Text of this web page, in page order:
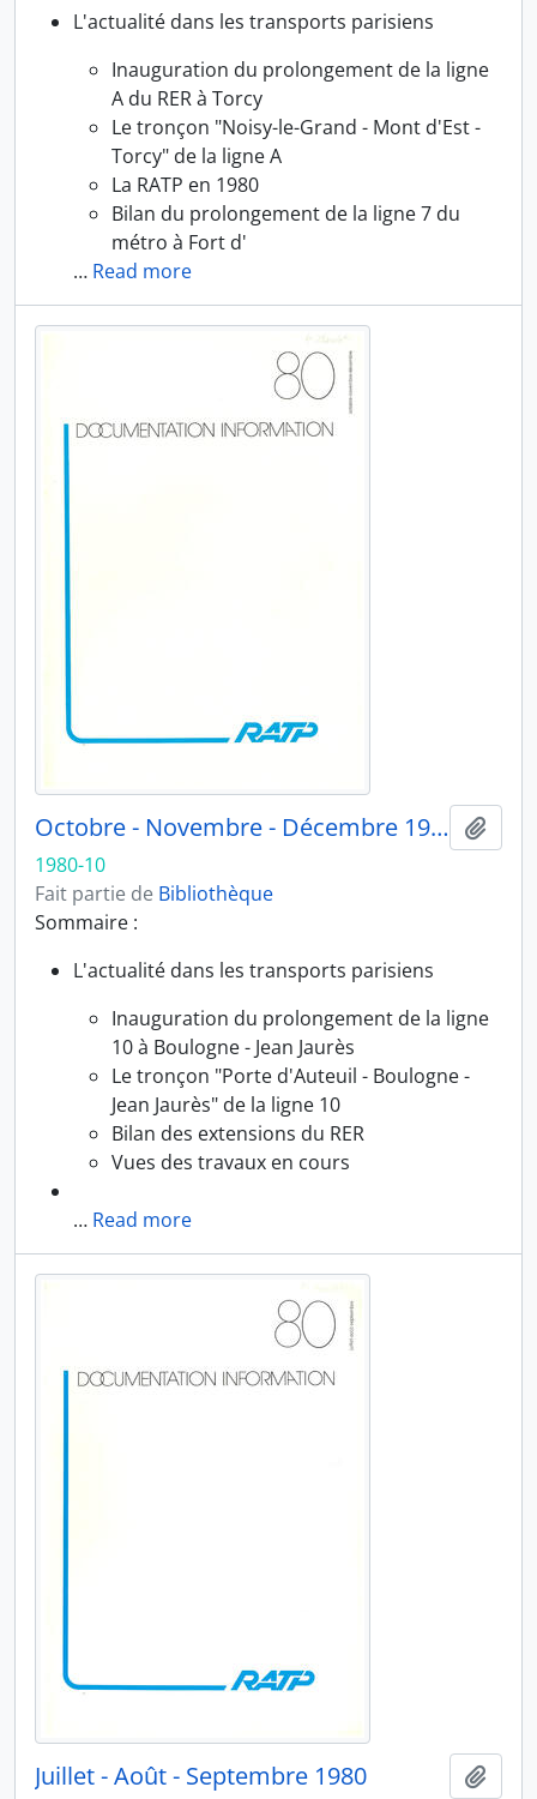
L'actualité dans les transports parisiens
Inauguration du prolongement de la ligne
A du RER à Torcy
Le tronçon "Noisy-le-Grand - Mont d'Est -
Torcy" de la ligne A
La RATP en 1980
Bilan du prolongement de la ligne 7 du
métro à Fort d'
… Read more
Octobre - Novembre - Décembre 1980
1980-10
Fait partie de Bibliothèque
Sommaire :
L'actualité dans les transports parisiens
Inauguration du prolongement de la ligne
10 à Boulogne - Jean Jaurès
Le tronçon "Porte d'Auteuil - Boulogne -
Jean Jaurès" de la ligne 10
Bilan des extensions du RER
Vues des travaux en cours
… Read more
Juillet - Août - Septembre 1980